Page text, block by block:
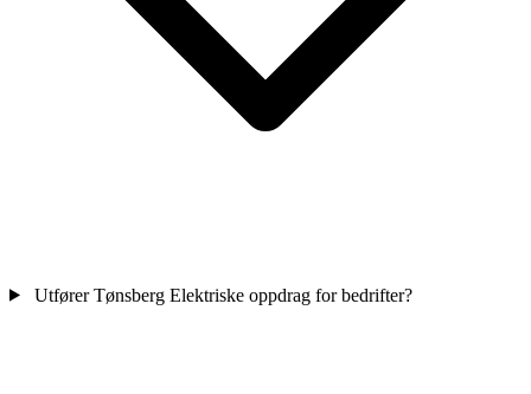
Utfører Tønsberg Elektriske oppdrag for bedrifter?